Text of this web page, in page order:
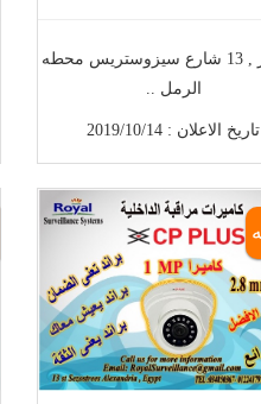
مصر , 13 شارع سيزوستريس محطه
الرمل ..
تاريخ الاعلان : 2019/10/14